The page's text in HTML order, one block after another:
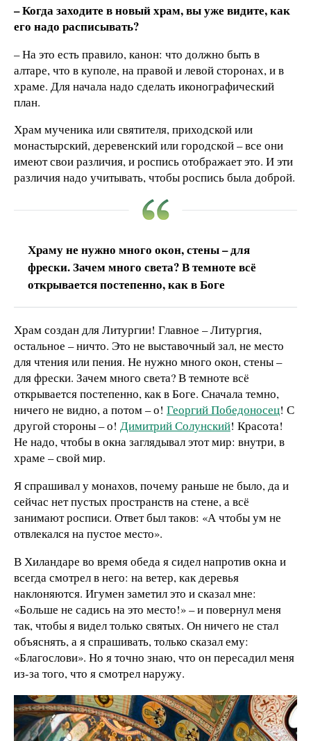
– Когда заходите в новый храм, вы уже видите, как
его надо расписывать?
– На это есть правило, канон: что должно быть в
алтаре, что в куполе, на правой и левой сторонах, и в
храме. Для начала надо сделать иконографический
план.
Храм мученика или святителя, приходской или
монастырский, деревенский или городской – все они
имеют свои различия, и роспись отображает это. И эти
различия надо учитывать, чтобы роспись была доброй.
Храму не нужно много окон, стены – для
фрески. Зачем много света? В темноте всё
открывается постепенно, как в Боге
Храм создан для Литургии! Главное – Литургия,
остальное – ничто. Это не выставочный зал, не место
для чтения или пения. Не нужно много окон, стены –
для фрески. Зачем много света? В темноте всё
открывается постепенно, как в Боге. Сначала темно,
ничего не видно, а потом – о! Георгий Победоносец! С
другой стороны – о! Димитрий Солунский! Красота!
Не надо, чтобы в окна заглядывал этот мир: внутри, в
храме – свой мир.
Я спрашивал у монахов, почему раньше не было, да и
сейчас нет пустых пространств на стене, а всё
занимают росписи. Ответ был таков: «А чтобы ум не
отвлекался на пустое место».
В Хиландаре во время обеда я сидел напротив окна и
всегда смотрел в него: на ветер, как деревья
наклоняются. Игумен заметил это и сказал мне:
«Больше не садись на это место!» – и повернул меня
так, чтобы я видел только святых. Он ничего не стал
объяснять, а я спрашивать, только сказал ему:
«Благослови». Но я точно знаю, что он пересадил меня
из-за того, что я смотрел наружу.